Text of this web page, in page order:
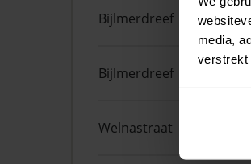
media,
verstrekt
Bijlmerdreef
Bijlmerdreef
Welnastraat